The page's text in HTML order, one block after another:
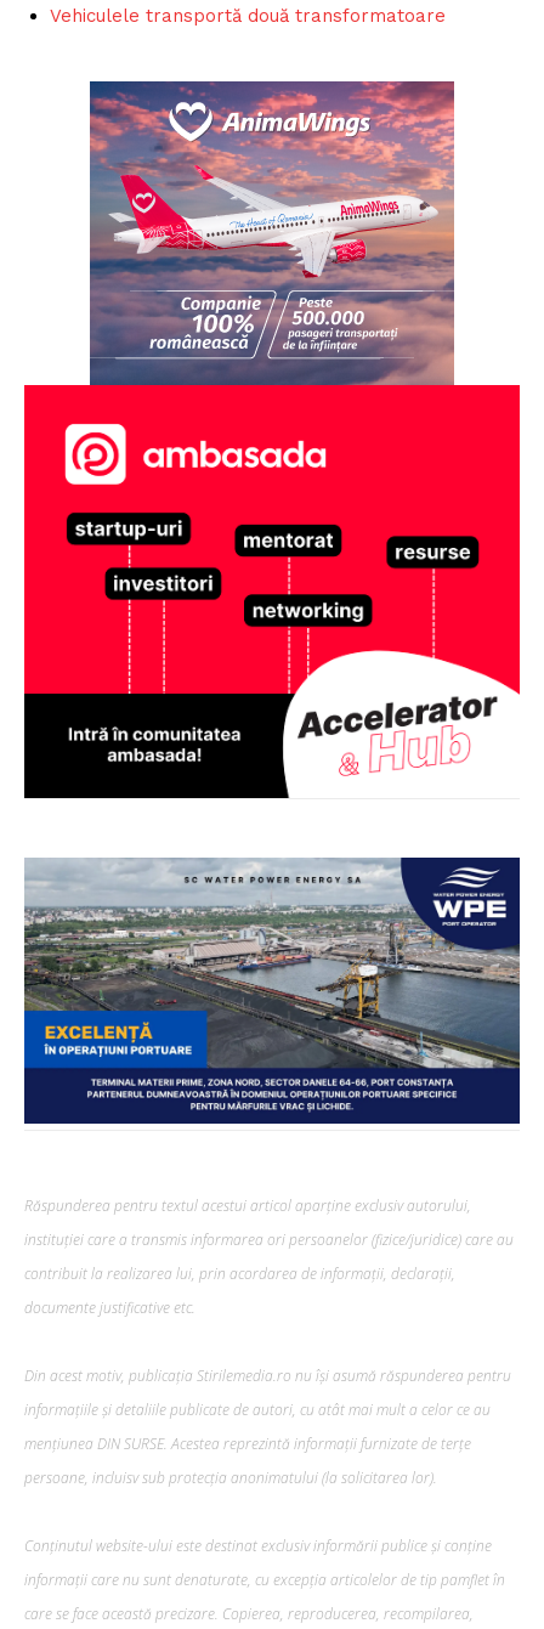
Vehiculele transportă două transformatoare
Răspunderea pentru textul acestui articol aparține exclusiv autorului,
instituției care a transmis informarea ori persoanelor (fizice/juridice) care au
contribuit la realizarea lui, prin acordarea de informații, declarații,
documente justificative etc.
Din acest motiv, publicația Stirilemedia.ro nu își asumă răspunderea pentru
informațiile și detaliile publicate de autori, cu atât mai mult a celor ce au
mențiunea DIN SURSE. Acestea reprezintă informații furnizate de terțe
persoane, incluisv sub protecția anonimatului (la solicitarea lor).
Conținutul website-ului este destinat exclusiv informării publice și conține
informații care nu sunt denaturate, cu excepția articolelor de tip pamflet în
care se face această precizare. Copierea, reproducerea, recompilarea,